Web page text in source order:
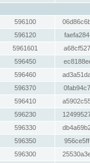
596100
596120
5961601
596450
596460
596370
596410
596230
596330
596350
596300